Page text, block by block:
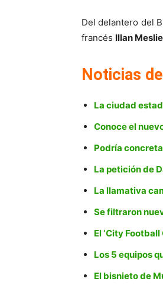
Del delantero del
francés Illan
Noticias
La ciudad
Conoce el
Podría
La petición de
La llamativa
Se filtraron
El ‘City
Los 5 equipos
El bisnieto de